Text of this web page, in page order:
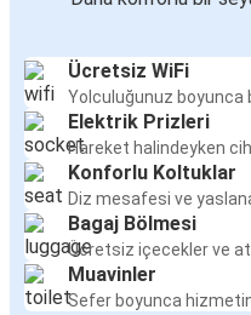
Ücretsiz WiFi
Yolculuğunuz boyunca
Elektrik Prizleri
Hareket halindeyken
Konforlu Koltuklar
Diz mesafesi ve
Bagaj Bölmesi
Ücretsiz içecekler ve
Muavinler
Sefer boyunca